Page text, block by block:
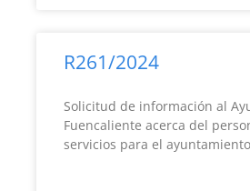
R261/2024
Solicitud de información al
Fuencaliente acerca del
servicios para el